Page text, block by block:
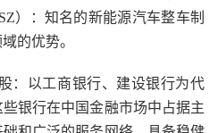
）：知名的新能源汽车整车制
的优势。
：以工商银行、建设银行为代
银行在中国金融市场中占据主